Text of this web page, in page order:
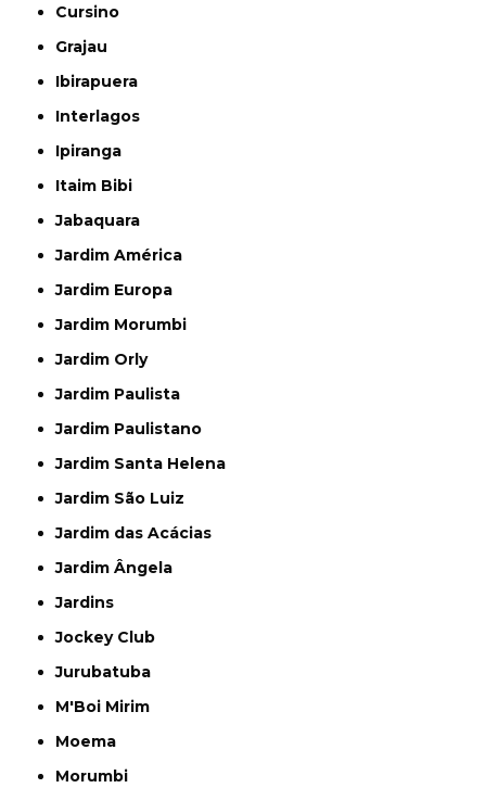
Cursino
Grajau
Ibirapuera
Interlagos
Ipiranga
Itaim Bibi
Jabaquara
Jardim América
Jardim Europa
Jardim Morumbi
Jardim Orly
Jardim Paulista
Jardim Paulistano
Jardim Santa Helena
Jardim São Luiz
Jardim das Acácias
Jardim Ângela
Jardins
Jockey Club
Jurubatuba
M'Boi Mirim
Moema
Morumbi